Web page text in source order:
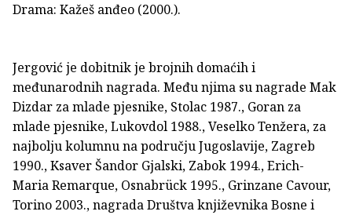
Drama: Kažeš anđeo (2000.).
Jergović je dobitnik je brojnih domaćih i
međunarodnih nagra­­da. Među njima su nagrade Mak
Dizdar za mlade pjesnike, Stolac 1987., Goran za
mlade pjesnike, Lukovdol 1988., Veselko Tenžera, za
najbolju kolumnu na području Jugoslavije, Zagreb
1990., Ksaver Šandor Gjalski, Zabok 1994., Erich-
Maria Remarque, Osnabrück 1995., Grinzane Cavour,
Torino 2003., nagrada Društva književnika Bosne i